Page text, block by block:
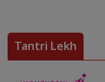
Tantri Lekh